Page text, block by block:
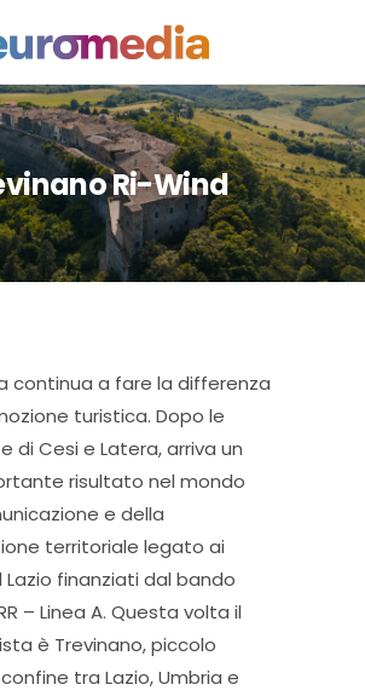
Ri-Wind
continua a fare la differenza
turistica. Dopo le
di Cesi e Latera, arriva un
risultato nel mondo
e della
territoriale legato ai
Lazio finanziati dal bando
– Linea A. Questa volta il
è Trevinano, piccolo
tra Lazio, Umbria e